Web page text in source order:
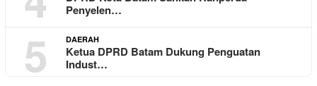
Penyelen…
5 DAERAH
Ketua DPRD Batam Dukung Penguatan
Indust…